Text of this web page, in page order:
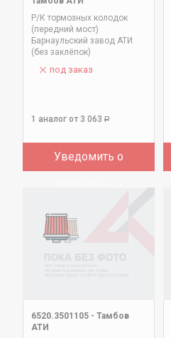
Р/К тормозных колодок
(передний мост)
Барнаульский завод АТИ
(без заклёпок)
под заказ
1 аналог от 3 063 Р
Уведомить о
6520.3501105 - Тамбов
АТИ